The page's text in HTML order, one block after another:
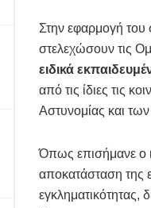
Στην εφαρμογή του
στελεχώσουν τις
ειδικά
από τις ίδιες τις
Αστυνομίας και
Όπως επισήμανε ο
αποκατάσταση της
εγκληματικότητας,